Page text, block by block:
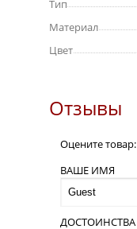
Тип
Материал
Цвет
Отзывы
Оцените товар:
ВАШЕ ИМЯ
ДОСТОИНСТВА